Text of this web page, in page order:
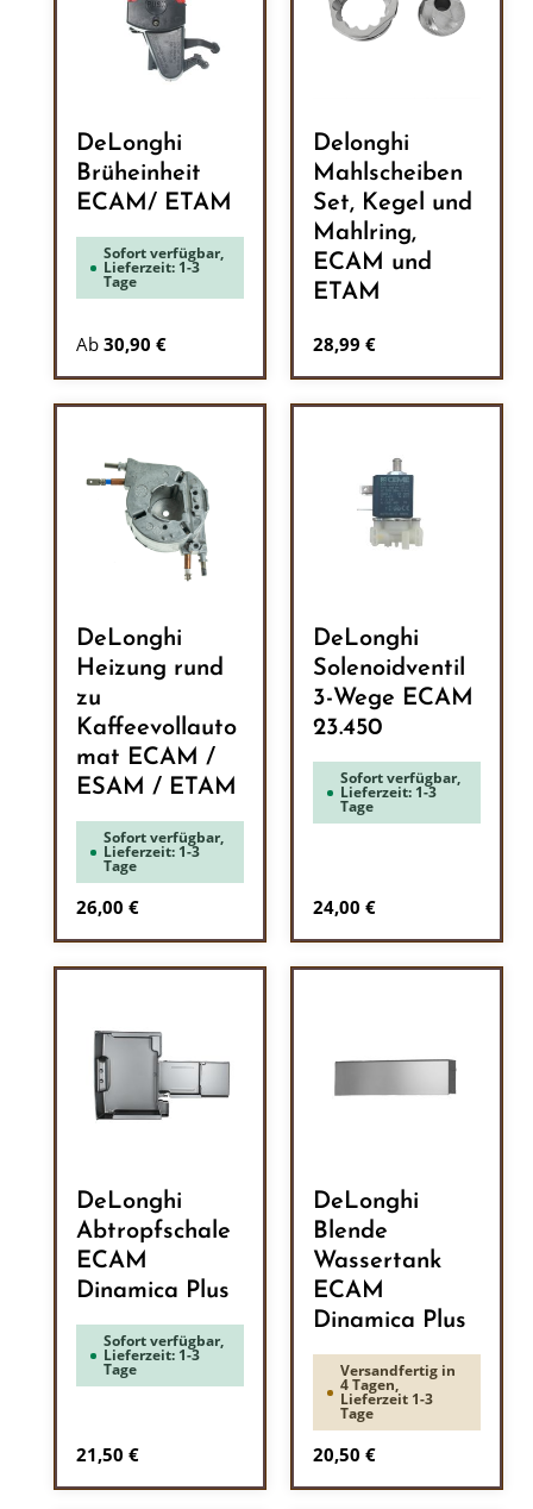
DeLonghi
Brüheinheit
ECAM/ ETAM
Sofort verfügbar,
Lieferzeit: 1-3
Tage
Ab 30,90 €
Delonghi
Mahlscheiben
Set, Kegel und
Mahlring,
ECAM und
ETAM
Regulärer Preis:
28,99 €
DeLonghi
Heizung rund
zu
Kaffeevollauto
mat ECAM /
ESAM / ETAM
Sofort verfügbar,
Lieferzeit: 1-3
Tage
Regulärer Preis:
26,00 €
DeLonghi
Solenoidventil
3-Wege ECAM
23.450
Sofort verfügbar,
Lieferzeit: 1-3
Tage
Regulärer Preis:
24,00 €
DeLonghi
Abtropfschale
ECAM
Dinamica Plus
Sofort verfügbar,
Lieferzeit: 1-3
Tage
Regulärer Preis:
21,50 €
DeLonghi
Blende
Wassertank
ECAM
Dinamica Plus
Versandfertig in
4 Tagen,
Lieferzeit 1-3
Tage
Regulärer Preis:
20,50 €